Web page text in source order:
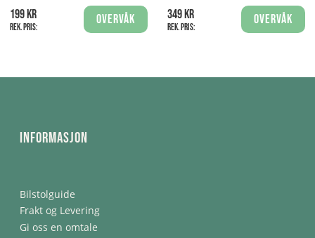
199 kr
Rek. pris:
Overvåk
349 kr
Rek. pris:
Overvåk
Informasjon
Bilstolguide
Frakt og Levering
Gi oss en omtale